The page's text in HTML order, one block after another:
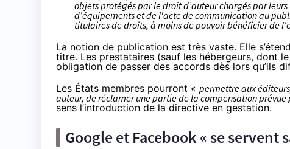
objets protégés par le droit d’auteur chargés par
d’équipements et de l'acte de communication au
titulaires de droits, à moins de pouvoir bénéficier de
La notion de publication est très vaste. Elle
titre. Les prestataires (sauf les hébergeurs, dont
obligation de passer des accords dès lors qu’ils
Les États membres pourront « permettre aux
auteur, de réclamer une partie de la compensation
sens l’introduction de la directive en gestation.
Google et Facebook « se servent